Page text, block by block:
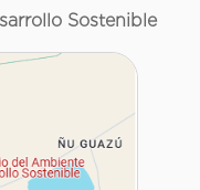
Sostenible